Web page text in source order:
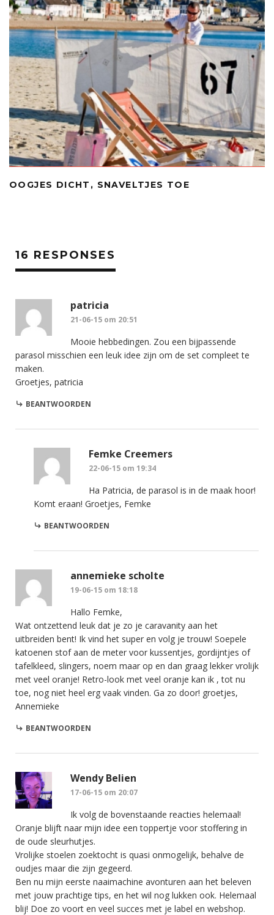
OOGJES DICHT, SNAVELTJES TOE
16 RESPONSES
patricia
21-06-15 om 20:51
Mooie hebbedingen. Zou een bijpassende
parasol misschien een leuk idee zijn om de set compleet te
maken.
Groetjes, patricia
BEANTWOORDEN
Femke Creemers
22-06-15 om 19:34
Ha Patricia, de parasol is in de maak hoor!
Komt eraan! Groetjes, Femke
BEANTWOORDEN
annemieke scholte
19-06-15 om 18:18
Hallo Femke,
Wat ontzettend leuk dat je zo je caravanity aan het
uitbreiden bent! Ik vind het super en volg je trouw! Soepele
katoenen stof aan de meter voor kussentjes, gordijntjes of
tafelkleed, slingers, noem maar op en dan graag lekker vrolijk
met veel oranje! Retro-look met veel oranje kan ik , tot nu
toe, nog niet heel erg vaak vinden. Ga zo door! groetjes,
Annemieke
BEANTWOORDEN
Wendy Belien
17-06-15 om 20:07
Ik volg de bovenstaande reacties helemaal!
Oranje blijft naar mijn idee een toppertje voor stoffering in
de oude sleurhutjes.
Vrolijke stoelen zoektocht is quasi onmogelijk, behalve de
oudjes maar die zijn gegeerd.
Ben nu mijn eerste naaimachine avonturen aan het beleven
met jouw prachtige tips, en het wil nog lukken ook. Helemaal
blij! Doe zo voort en veel succes met je label en webshop.